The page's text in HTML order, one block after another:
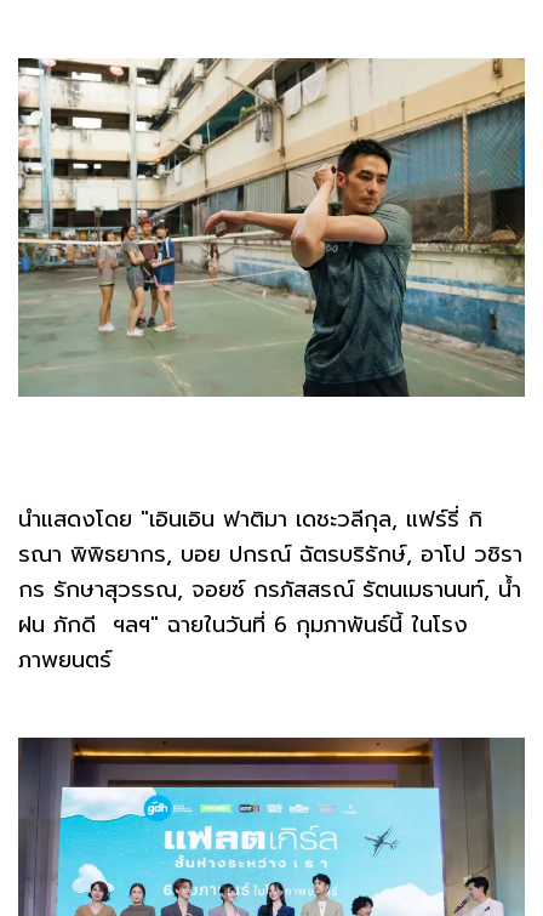
นำแสดงโดย "เอินเอิน ฟาติมา เดชะวลีกุล, แฟร์รี่ กิ
รณา พิพิธยากร, บอย ปกรณ์ ฉัตรบริรักษ์, อาโป วชิรา
กร รักษาสุวรรณ, จอยซ์ กรภัสสรณ์ รัตนเมธานนท์, น้ำ
ฝน ภักดี ฯลฯ" ฉายในวันที่ 6 กุมภาพันธ์นี้ ในโรง
ภาพยนตร์